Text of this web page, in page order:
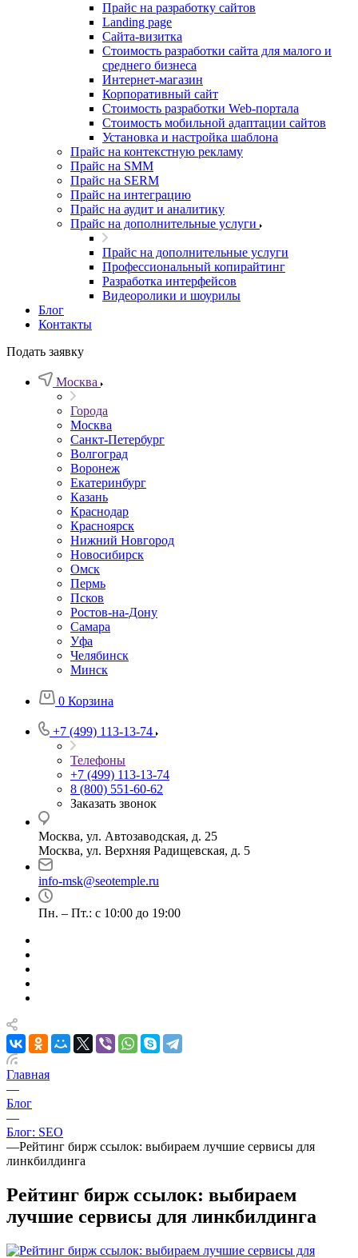
Прайс на разработку сайтов
Landing page
Cайта-визитка
Стоимость разработки сайта для малого и
среднего бизнеса
Интернет-магазин
Корпоративный сайт
Стоимость разработки Web-портала
Стоимость мобильной адаптации сайтов
Установка и настройка шаблона
Прайс на контекстную рекламу
Прайс на SMM
Прайс на SERM
Прайс на интеграцию
Прайс на аудит и аналитику
Прайс на дополнительные услуги
Прайс на дополнительные услуги
Профессиональный копирайтинг
Разработка интерфейсов
Видеоролики и шоурилы
Блог
Контакты
Подать заявку
Москва
Города
Москва
Санкт-Петербург
Волгоград
Воронеж
Екатеринбург
Казань
Краснодар
Красноярск
Нижний Новгород
Новосибирск
Омск
Пермь
Псков
Ростов-на-Дону
Самара
Уфа
Челябинск
Минск
0 Корзина
+7 (499) 113-13-74
Телефоны
+7 (499) 113-13-74
8 (800) 551-60-62
Заказать звонок
Москва, ул. Автозаводская, д. 25
Москва, ул. Верхняя Радищевская, д. 5
info-msk@seotemple.ru
Пн. – Пт.: с 10:00 до 19:00
Главная
—
Блог
—
Блог: SEO
—Рейтинг бирж ссылок: выбираем лучшие сервисы для
линкбилдинга
Рейтинг бирж ссылок: выбираем
лучшие сервисы для линкбилдинга